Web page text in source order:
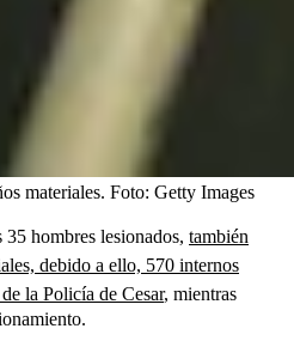
materiales. Foto: Getty Images
hombres lesionados, también
debido a ello, 570 internos
la Policía de Cesar, mientras